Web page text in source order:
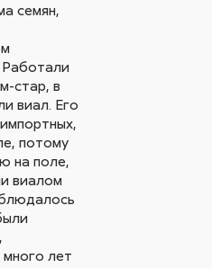
семян,
стар, в
виал. Его
потому
на поле,
виалом
лет